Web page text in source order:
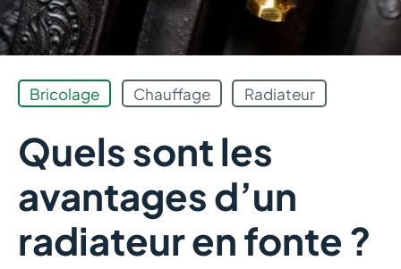
Bricolage Chauffage Radiateur
Quels sont les
avantages d’un
radiateur en fonte ?